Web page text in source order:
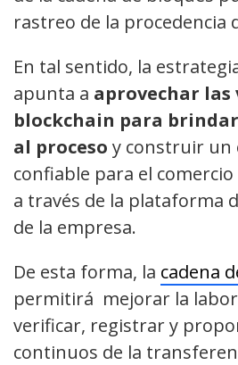
rastreo de la procedencia
En tal sentido, la
apunta a aprovechar las
blockchain para
al proceso y construir un
confiable para el
a través de la plataforma
de la empresa.
De esta forma, la cadena
permitirá mejorar la
verificar, registrar y
continuos de la